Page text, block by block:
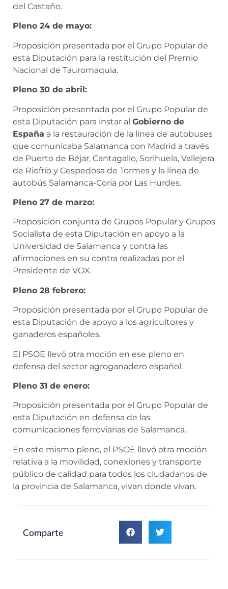
del Castaño.
Pleno 24 de mayo:
Proposición presentada por el Grupo Popular de
esta Diputación para la restitución del Premio
Nacional de Tauromaquia.
Pleno 30 de abril:
Proposición presentada por el Grupo Popular de
esta Diputación para instar al Gobierno de
España a la restauración de la línea de autobuses
que comunicaba Salamanca con Madrid a través
de Puerto de Béjar, Cantagallo, Sorihuela, Vallejera
de Riofrío y Cespedosa de Tormes y la línea de
autobús Salamanca-Coria por Las Hurdes.
Pleno 27 de marzo:
Proposición conjunta de Grupos Popular y Grupos
Socialista de esta Diputación en apoyo a la
Universidad de Salamanca y contra las
afirmaciones en su contra realizadas por el
Presidente de VOX.
Pleno 28 febrero:
Proposición presentada por el Grupo Popular de
esta Diputación de apoyo a los agricultores y
ganaderos españoles.
El PSOE llevó otra moción en ese pleno en
defensa del sector agroganadero español.
Pleno 31 de enero:
Proposición presentada por el Grupo Popular de
esta Diputación en defensa de las
comunicaciones ferroviarias de Salamanca.
En este mismo pleno, el PSOE llevó otra moción
relativa a la movilidad, conexiones y transporte
público de calidad para todos los ciudadanos de
la provincia de Salamanca, vivan donde vivan.
Comparte